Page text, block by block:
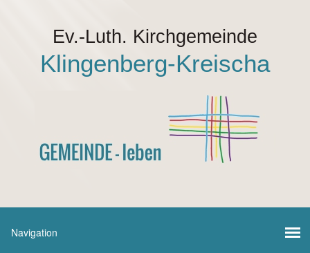
Ev.-Luth. Kirchgemeinde
Klingenberg-Kreischa